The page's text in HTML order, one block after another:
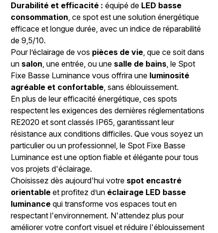
Durabilité et efficacité : équipé de LED basse
consommation, ce spot est une solution énergétique
efficace et longue durée, avec un indice de réparabilité
de 9,5/10.
Pour l’éclairage de vos pièces de vie, que ce soit dans
un salon, une entrée, ou une salle de bains, le Spot
Fixe Basse Luminance vous offrira une luminosité
agréable et confortable, sans éblouissement.
En plus de leur efficacité énergétique, ces spots
respectent les exigences des dernières réglementations
RE2020 et sont classés IP65, garantissant leur
résistance aux conditions difficiles. Que vous soyez un
particulier ou un professionnel, le Spot Fixe Basse
Luminance est une option fiable et élégante pour tous
vos projets d'éclairage.
Choisissez dès aujourd'hui votre spot encastré
orientable et profitez d’un éclairage LED basse
luminance qui transforme vos espaces tout en
respectant l'environnement. N'attendez plus pour
améliorer votre confort visuel et réduire l'éblouissement